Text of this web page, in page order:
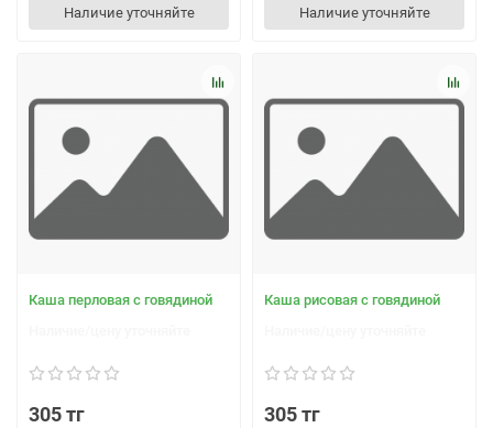
Наличие уточняйте Наличие уточняйте
Каша перловая с говядиной
305 тг
Каша рисовая с говядиной
305 тг